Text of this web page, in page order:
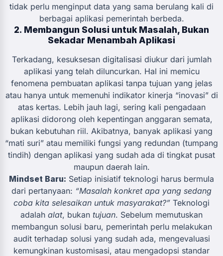
tidak perlu menginput data yang sama berulang kali di
berbagai aplikasi pemerintah berbeda.
2. Membangun Solusi untuk Masalah, Bukan
Sekadar Menambah Aplikasi
Terkadang, kesuksesan digitalisasi diukur dari jumlah
aplikasi yang telah diluncurkan. Hal ini memicu
fenomena pembuatan aplikasi tanpa tujuan yang jelas
atau hanya untuk memenuhi indikator kinerja “inovasi” di
atas kertas. Lebih jauh lagi, sering kali pengadaan
aplikasi didorong oleh kepentingan anggaran semata,
bukan kebutuhan riil. Akibatnya, banyak aplikasi yang
“mati suri” atau memiliki fungsi yang redundan (tumpang
tindih) dengan aplikasi yang sudah ada di tingkat pusat
maupun daerah lain.
Mindset Baru: Setiap inisiatif teknologi harus bermula
dari pertanyaan: “Masalah konkret apa yang sedang
coba kita selesaikan untuk masyarakat?” Teknologi
adalah alat, bukan tujuan. Sebelum memutuskan
membangun solusi baru, pemerintah perlu melakukan
audit terhadap solusi yang sudah ada, mengevaluasi
kemungkinan kustomisasi, atau mengadopsi standar